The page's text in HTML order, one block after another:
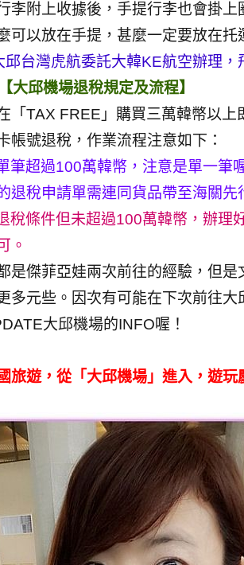
李附上收據後，手提行李也會掛
可以放在手提，甚麼一定要放在托
邱台灣虎航委託大韓KE航空辦理，
【大邱機場退稅規定及流程】
「TAX FREE」購買三萬韓幣以
帳號退稅，作業流程注意如下：
筆超過100萬韓幣，注意是單一筆
退稅申請單需連同貨品帶至海關
稅條件但未超過100萬韓幣，辦理
。
是傑菲亞娃兩次前往的經驗，但
多元些。因次有可能在下次前往
大邱機場的INFO喔！
旅遊，從「大邱機場」進入，遊